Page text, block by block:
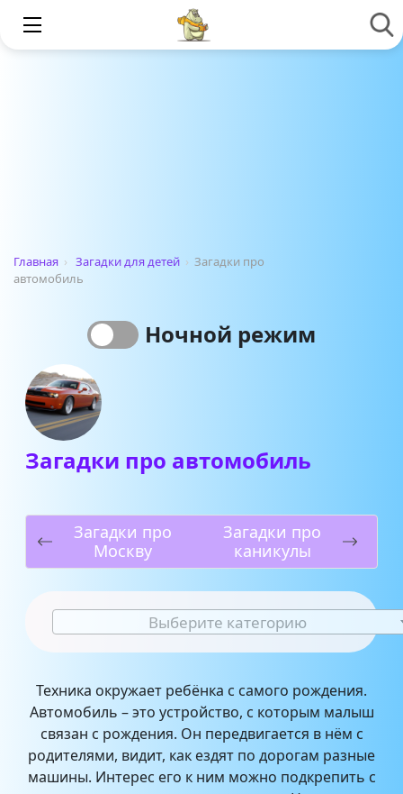
Главная › Загадки для детей › Загадки про
автомобиль
Ночной режим
Загадки про автомобиль
Загадки про
Москву
Загадки про
каникулы
Выберите категорию
Техника окружает ребёнка с самого рождения.
Автомобиль – это устройство, с которым малыш
связан с рождения. Он передвигается в нём с
родителями, видит, как ездят по дорогам разные
машины. Интерес его к ним можно подкрепить с